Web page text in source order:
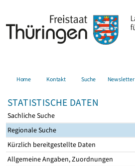
Home Kontakt Suche Newsletter
STATISTISCHE DATEN
Sachliche Suche
Regionale Suche
Kürzlich bereitgestellte Daten
Allgemeine Angaben, Zuordnungen